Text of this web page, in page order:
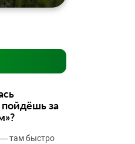
пойдёшь за
— там быстро